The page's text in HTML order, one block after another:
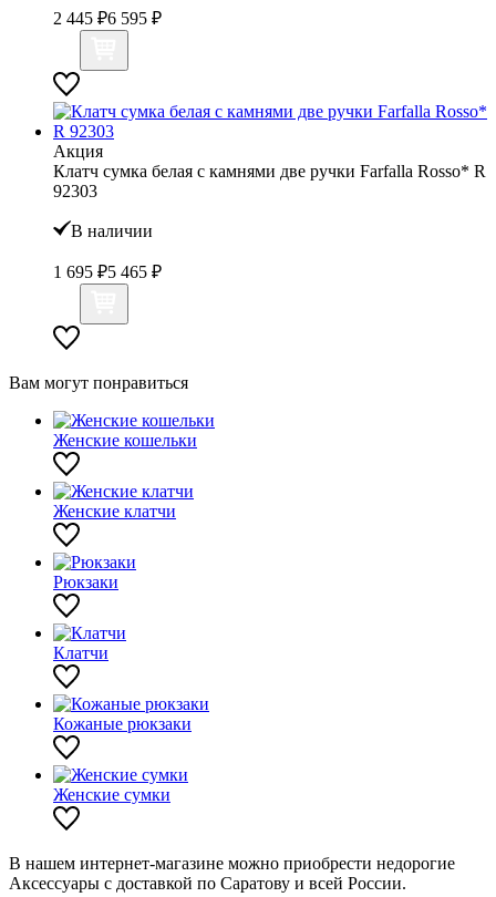
2 445 ₽6 595 ₽
Акция
Клатч сумка белая с камнями две ручки Farfalla Rosso* R
92303
В наличии
1 695 ₽5 465 ₽
Вам могут понравиться
Женские кошельки
Женские клатчи
Рюкзаки
Клатчи
Кожаные рюкзаки
Женские сумки
В нашем интернет-магазине можно приобрести недорогие
Аксессуары с доставкой по Саратову и всей России.